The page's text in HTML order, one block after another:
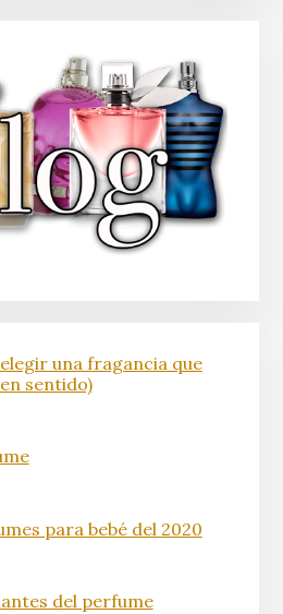
una fragancia que
sentido)
para bebé del 2020
del perfume